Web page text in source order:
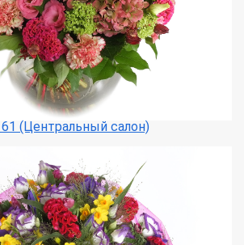
(Центральный салон)